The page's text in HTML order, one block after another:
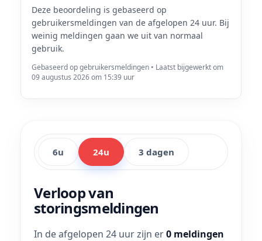
Deze beoordeling is gebaseerd op
gebruikersmeldingen van de afgelopen 24 uur. Bij
weinig meldingen gaan we uit van normaal
gebruik.
Gebaseerd op gebruikersmeldingen • Laatst bijgewerkt om
09 augustus 2026 om 15:39 uur
6u 24u 3 dagen
Verloop van
storingsmeldingen
In de afgelopen 24 uur zijn er0 meldingen